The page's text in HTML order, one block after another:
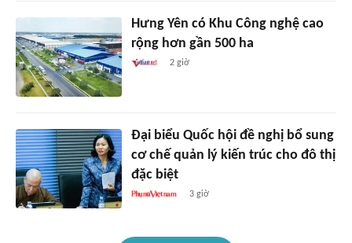
Hưng Yên có Khu Công nghệ cao
rộng hơn gần 500 ha
2 giờ
Đại biểu Quốc hội đề nghị bổ sung
cơ chế quản lý kiến trúc cho đô thị
đặc biệt
3 giờ